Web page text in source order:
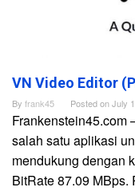
VN Video Editor
By frank45 Posted onJuly
Frankenstein45.com
salah satu aplikasi
mendukung dengan
BitRate 87.09